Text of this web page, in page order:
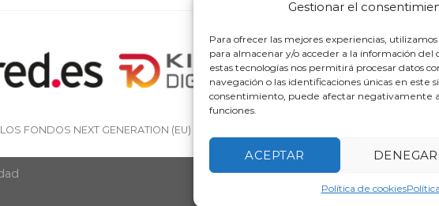
Gestionar el
Para ofrecer las mejores experiencias,
para almacenar y/o acceder a la información del
estas tecnologías nos permitirá procesar datos
navegación o las identificaciones únicas en este
consentimiento, puede afectar negativamente
funciones.
ACEPTAR DENEGAR
Política de cookies
FONDOS NEXT GENERATION (EU) DEL MECANISMO DE RECUPERACIÓN Y